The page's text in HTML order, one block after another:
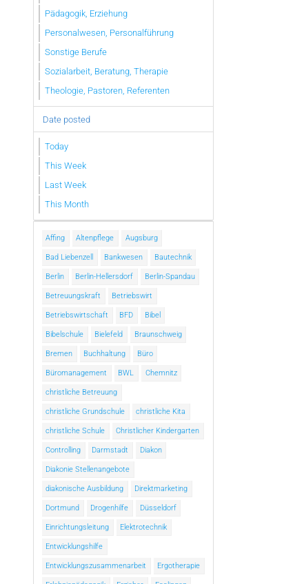
Pädagogik, Erziehung
Personalwesen, Personalführung
Sonstige Berufe
Sozialarbeit, Beratung, Therapie
Theologie, Pastoren, Referenten
Date posted
Today
This Week
Last Week
This Month
Affing Altenpflege Augsburg
Bad Liebenzell Bankwesen Bautechnik
Berlin Berlin-Hellersdorf Berlin-Spandau
Betreuungskraft Betriebswirt
Betriebswirtschaft BFD Bibel
Bibelschule Bielefeld Braunschweig
Bremen Buchhaltung Büro
Büromanagement BWL Chemnitz
christliche Betreuung
christliche Grundschule christliche Kita
christliche Schule Christlicher Kindergarten
Controlling Darmstadt Diakon
Diakonie Stellenangebote
diakonische Ausbildung Direktmarketing
Dortmund Drogenhilfe Düsseldorf
Einrichtungsleitung Elektrotechnik
Entwicklungshilfe
Entwicklungszusammenarbeit Ergotherapie